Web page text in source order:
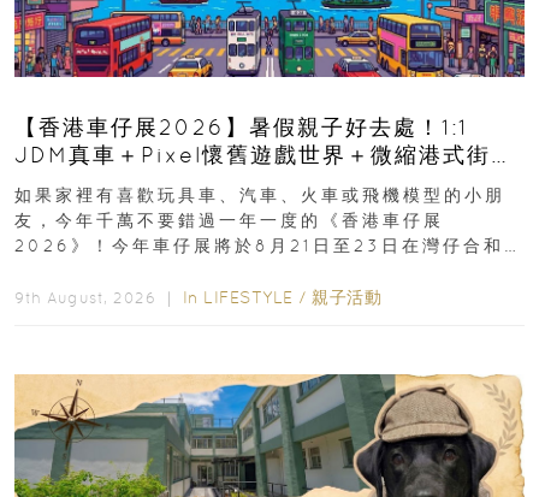
【香港車仔展2026】暑假親子好去處！1:1
JDM真車＋Pixel懷舊遊戲世界＋微縮港式街景
8月灣仔登場 車迷家庭必去！
如果家裡有喜歡玩具車、汽車、火車或飛機模型的小朋
友，今年千萬不要錯過一年一度的《香港車仔展
2026》！今年車仔展將於8月21日至23日在灣仔合和酒
9th August, 2026 ｜ In LIFESTYLE / 親子活動